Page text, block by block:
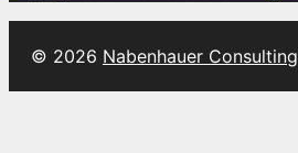
© 2026 Nabenhauer Consulting